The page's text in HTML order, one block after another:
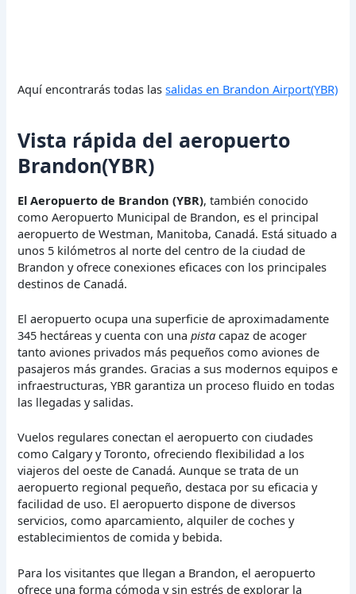
Aquí encontrarás todas lassalidas en Brandon Airport(YBR)
Vista rápida del aeropuerto
Brandon(YBR)
El Aeropuerto de Brandon (YBR), también conocido
como Aeropuerto Municipal de Brandon, es el principal
aeropuerto de Westman, Manitoba, Canadá. Está situado a
unos 5 kilómetros al norte del centro de la ciudad de
Brandon y ofrece conexiones eficaces con los principales
destinos de Canadá.
El aeropuerto ocupa una superficie de aproximadamente
345 hectáreas y cuenta con unapista capaz de acoger
tanto aviones privados más pequeños como aviones de
pasajeros más grandes. Gracias a sus modernos equipos e
infraestructuras, YBR garantiza un proceso fluido en todas
las llegadas y salidas.
Vuelos regulares conectan el aeropuerto con ciudades
como Calgary y Toronto, ofreciendo flexibilidad a los
viajeros del oeste de Canadá. Aunque se trata de un
aeropuerto regional pequeño, destaca por su eficacia y
facilidad de uso. El aeropuerto dispone de diversos
servicios, como aparcamiento, alquiler de coches y
establecimientos de comida y bebida.
Para los visitantes que llegan a Brandon, el aeropuerto
ofrece una forma cómoda y sin estrés de explorar la